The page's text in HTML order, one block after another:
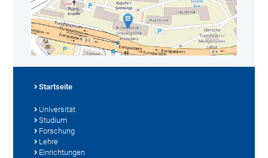
Startseite
Universität
Studium
Forschung
Lehre
Einrichtungen